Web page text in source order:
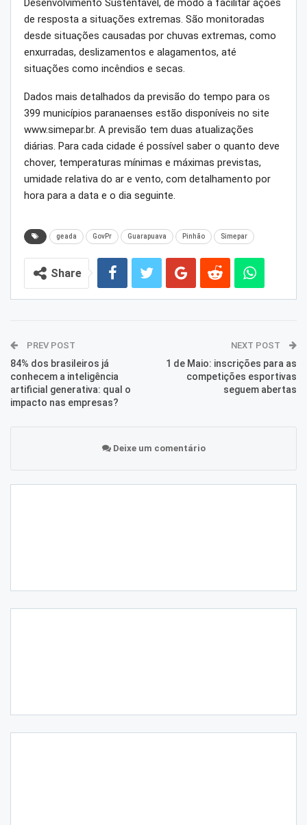
Desenvolvimento Sustentável, de modo a facilitar ações
de resposta a situações extremas. São monitoradas
desde situações causadas por chuvas extremas, como
enxurradas, deslizamentos e alagamentos, até
situações como incêndios e secas.
Dados mais detalhados da previsão do tempo para os
399 municípios paranaenses estão disponíveis no site
www.simepar.br. A previsão tem duas atualizações
diárias. Para cada cidade é possível saber o quanto deve
chover, temperaturas mínimas e máximas previstas,
umidade relativa do ar e vento, com detalhamento por
hora para a data e o dia seguinte.
geada GovPr Guarapuava Pinhão Simepar
Share
PREV POST
84% dos brasileiros já
conhecem a inteligência
artificial generativa: qual o
impacto nas empresas?
NEXT POST
1 de Maio: inscrições para as
competições esportivas
seguem abertas
Deixe um comentário